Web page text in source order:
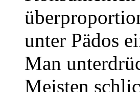
unter Pädos
Man
Meisten